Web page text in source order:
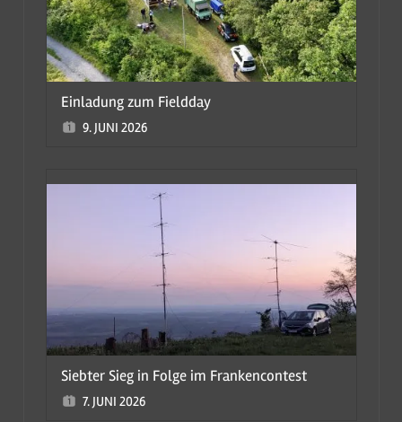
Einladung zum Fieldday
9. JUNI 2026
Siebter Sieg in Folge im Frankencontest
7. JUNI 2026